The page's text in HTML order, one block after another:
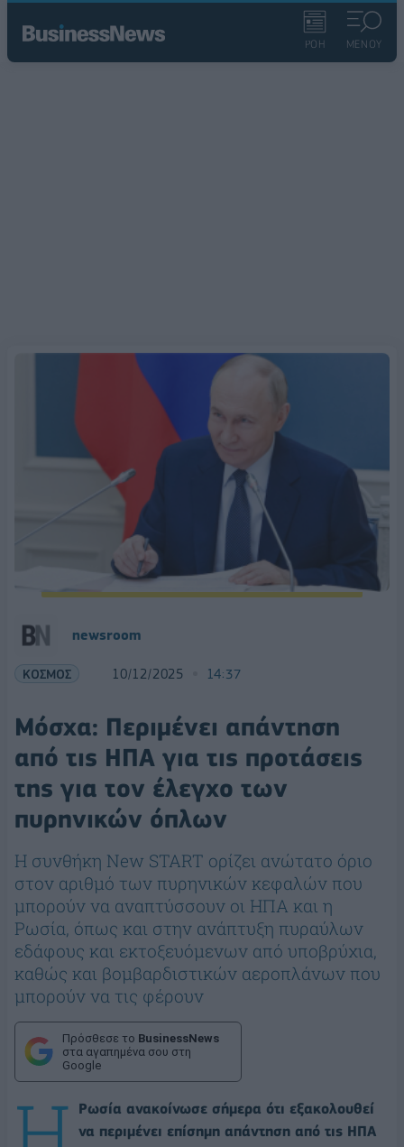
ΡΟΗ ΜΕΝΟΥ
newsroom
ΚΟΣΜΟΣ 10/12/2025 14:37
Μόσχα: Περιμένει απάντηση
από τις ΗΠΑ για τις προτάσεις
της για τον έλεγχο των
πυρηνικών όπλων
Η συνθήκη New START ορίζει ανώτατο όριο
στον αριθμό των πυρηνικών κεφαλών που
μπορούν να αναπτύσσουν οι ΗΠΑ και η
Ρωσία, όπως και στην ανάπτυξη πυραύλων
εδάφους και εκτοξευόμενων από υποβρύχια,
καθώς και βομβαρδιστικών αεροπλάνων που
μπορούν να τις φέρουν
Πρόσθεσε το BusinessNews
στα αγαπημένα σου στη
Google
Ρωσία ανακοίνωσε σήμερα ότι εξακολουθεί
να περιμένει επίσημη απάντηση από τις ΗΠΑ